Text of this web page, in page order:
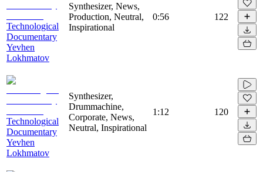
Technological
Documentary
Yevhen
Lokhmatov
Synthesizer, News,
Production, Neutral,
Inspirational
0:56 122
Technological
Documentary
Yevhen
Lokhmatov
Synthesizer,
Drummachine,
Corporate, News,
Neutral, Inspirational
1:12 120